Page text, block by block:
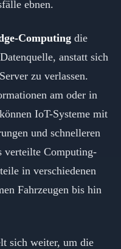
ebnen.
Computing die
anstatt sich
zu verlassen.
am oder in
IoT-Systeme mit
und schnelleren
verteilte Computing-
in verschiedenen
Fahrzeugen bis hin
sich weiter, um die